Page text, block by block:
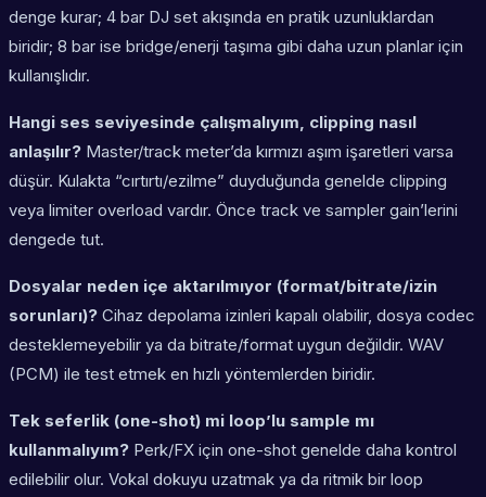
denge kurar; 4 bar DJ set akışında en pratik uzunluklardan
biridir; 8 bar ise bridge/enerji taşıma gibi daha uzun planlar için
kullanışlıdır.
Hangi ses seviyesinde çalışmalıyım, clipping nasıl
anlaşılır? Master/track meter’da kırmızı aşım işaretleri varsa
düşür. Kulakta “cırtırtı/ezilme” duyduğunda genelde clipping
veya limiter overload vardır. Önce track ve sampler gain’lerini
dengede tut.
Dosyalar neden içe aktarılmıyor (format/bitrate/izin
sorunları)? Cihaz depolama izinleri kapalı olabilir, dosya codec
desteklemeyebilir ya da bitrate/format uygun değildir. WAV
(PCM) ile test etmek en hızlı yöntemlerden biridir.
Tek seferlik (one-shot) mi loop’lu sample mı
kullanmalıyım? Perk/FX için one-shot genelde daha kontrol
edilebilir olur. Vokal dokuyu uzatmak ya da ritmik bir loop